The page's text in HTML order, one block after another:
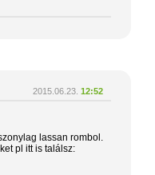
2015.06.23. 12:52
lassan rombol.
pl itt is találsz: